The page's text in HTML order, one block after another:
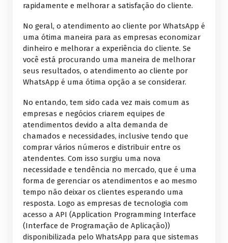
rapidamente e melhorar a satisfação do cliente.
No geral, o atendimento ao cliente por WhatsApp é
uma ótima maneira para as empresas economizar
dinheiro e melhorar a experiência do cliente. Se
você está procurando uma maneira de melhorar
seus resultados, o atendimento ao cliente por
WhatsApp é uma ótima opção a se considerar.
No entando, tem sido cada vez mais comum as
empresas e negócios criarem equipes de
atendimentos devido a alta demanda de
chamados e necessidades, inclusive tendo que
comprar vários números e distribuir entre os
atendentes. Com isso surgiu uma nova
necessidade e tendência no mercado, que é uma
forma de gerenciar os atendimentos e ao mesmo
tempo não deixar os clientes esperando uma
resposta. Logo as empresas de tecnologia com
acesso a API (Application Programming Interface
(Interface de Programação de Aplicação))
disponibilizada pelo WhatsApp para que sistemas